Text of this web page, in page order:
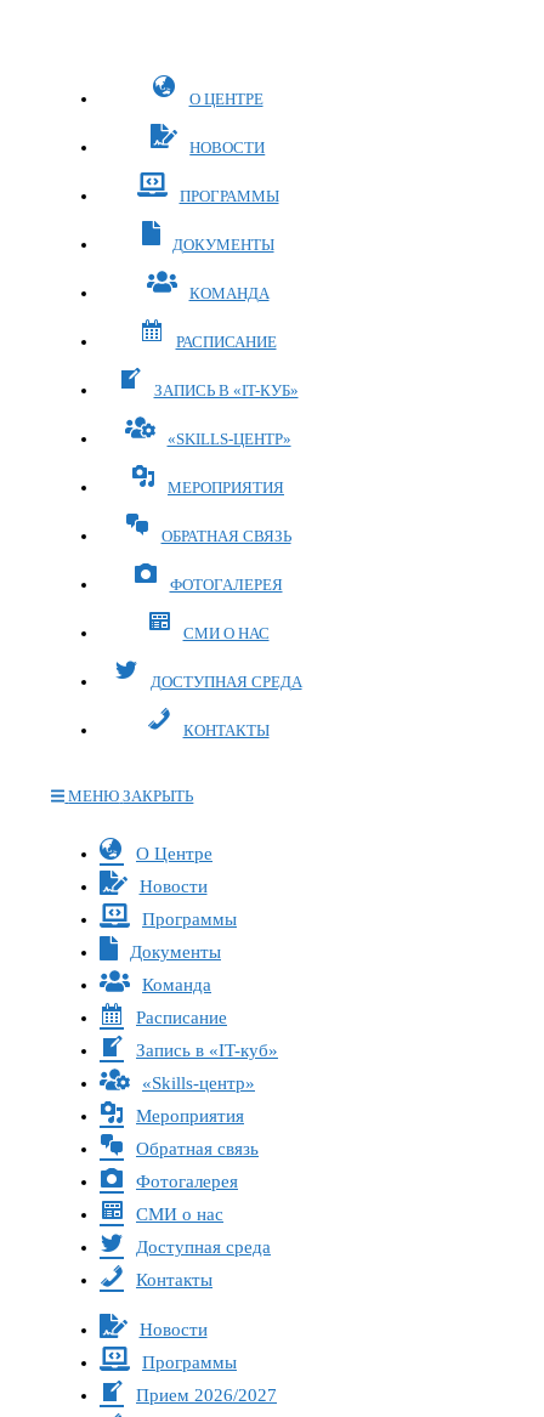
О ЦЕНТРЕ
НОВОСТИ
ПРОГРАММЫ
ДОКУМЕНТЫ
КОМАНДА
РАСПИСАНИЕ
ЗАПИСЬ В «IT-КУБ»
«SKILLS-ЦЕНТР»
МЕРОПРИЯТИЯ
ОБРАТНАЯ СВЯЗЬ
ФОТОГАЛЕРЕЯ
СМИ О НАС
ДОСТУПНАЯ СРЕДА
КОНТАКТЫ
МЕНЮ ЗАКРЫТЬ
Переключите
кнопку,
чтобы
развернуть
свернуть
меню
О Центре
Новости
Программы
Документы
Команда
Расписание
Запись в «IT-куб»
«Skills-центр»
Мероприятия
Обратная связь
Фотогалерея
СМИ о нас
Доступная среда
Контакты
Новости
Программы
Прием 2026/2027